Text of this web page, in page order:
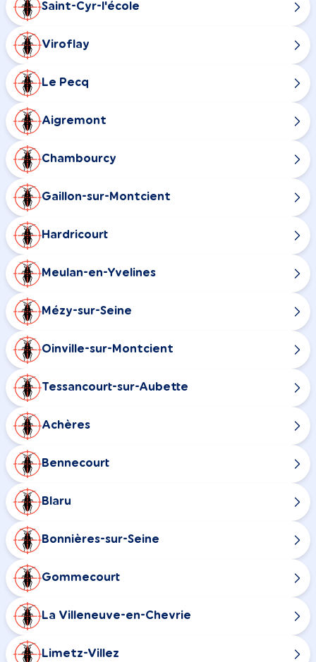
Saint-Cyr-l'école
Viroflay
Le Pecq
Aigremont
Chambourcy
Gaillon-sur-Montcient
Hardricourt
Meulan-en-Yvelines
Mézy-sur-Seine
Oinville-sur-Montcient
Tessancourt-sur-Aubette
Achères
Bennecourt
Blaru
Bonnières-sur-Seine
Gommecourt
La Villeneuve-en-Chevrie
Limetz-Villez